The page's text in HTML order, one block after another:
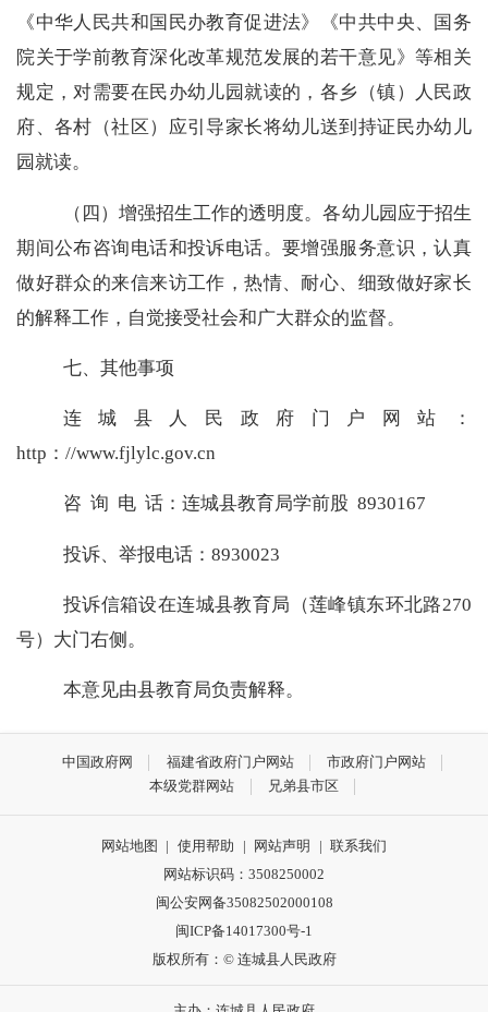
《中华人民共和国民办教育促进法》《中共中央、国务
院关于学前教育深化改革规范发展的若干意见》等相关
规定，对需要在民办幼儿园就读的，各乡（镇）人民政
府、各村（社区）应引导家长将幼儿送到持证民办幼儿
园就读。
（四）增强招生工作的透明度。各幼儿园应于招生
期间公布咨询电话和投诉电话。要增强服务意识，认真
做好群众的来信来访工作，热情、耐心、细致做好家长
的解释工作，自觉接受社会和广大群众的监督。
七、其他事项
连城县人民政府门户网站：
http ：//www.fjlylc.gov.cn
咨 询 电 话：连城县教育局学前股 8930167
投诉、举报电话： 8930023
投诉信箱设在连城县教育局（莲峰镇东环北路270
号）大门右侧。
本意见由县教育局负责解释。
中国政府网 福建省政府门户网站
市政府门户网站
本级党群网站
兄弟县市区
网站地图 | 使用帮助 | 网站声明 | 联系我们
网站标识码：3508250002
闽公安网备35082502000108
闽ICP备14017300号-1
版权所有：© 连城县人民政府